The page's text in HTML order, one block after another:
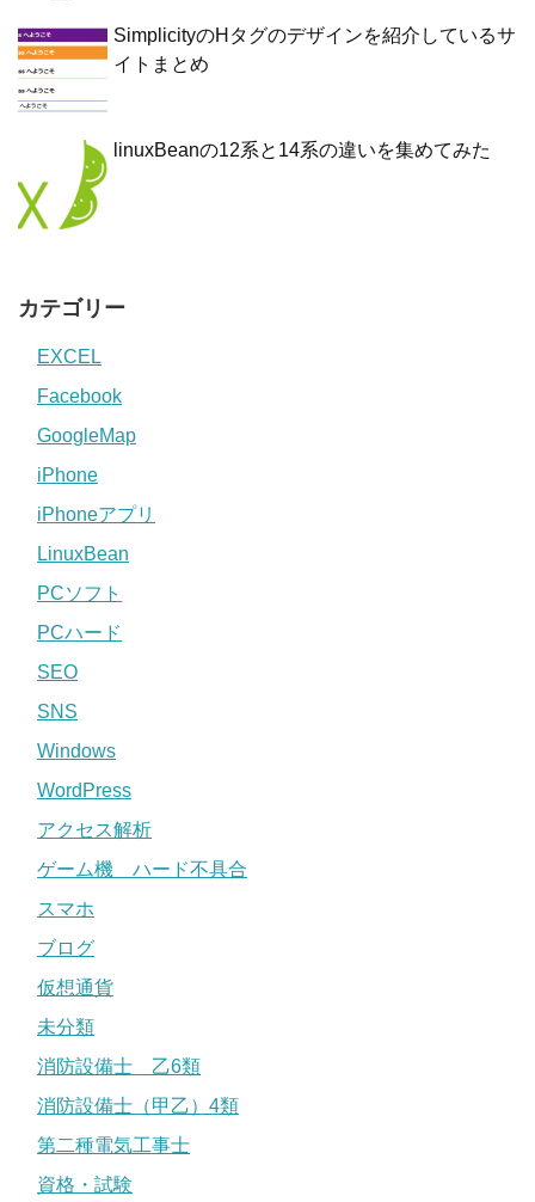
SimplicityのHタグのデザインを紹介しているサ
イトまとめ
linuxBeanの12系と14系の違いを集めてみた
カテゴリー
EXCEL
Facebook
GoogleMap
iPhone
iPhoneアプリ
LinuxBean
PCソフト
PCハード
SEO
SNS
Windows
WordPress
アクセス解析
ゲーム機 ハード不具合
スマホ
ブログ
仮想通貨
未分類
消防設備士 乙6類
消防設備士（甲乙）4類
第二種電気工事士
資格・試験